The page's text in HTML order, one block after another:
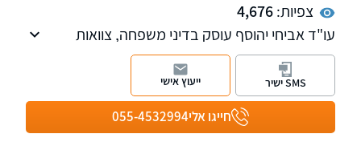
צפיות:4,676
עו"ד אביחי יהוסף עוסק בדיני משפחה, צוואות
וירושות, לצד ליטיגציה אזרחית, דיני עבודה, עתירות
מנהליות ומשפט פלילי.
עו"ד יהוסף מופיע כפרשן משפטי בערוצי תקשורת
מרכזיים ומייצג בתיקים בעלי פרופיל ציבורי גבוה,
תוך שילוב בין התמקצעות משפטית, חשיבה
חייגו אלי055-4532994
SMS ישיר ייעוץ אישי